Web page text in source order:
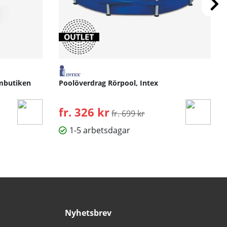
Poolöverdrag Rörpool, Intex
fr. 326 krOrdinarie pris:
fr. 699 kr
1-5 arbetsdagar
Nyhetsbrev